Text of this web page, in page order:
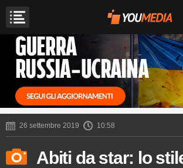
26 settembre 2019 10:58
Abiti da star: lo